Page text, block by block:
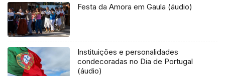
Festa da Amora em Gaula (áudio)
Instituições e personalidades
condecoradas no Dia de Portugal
(áudio)